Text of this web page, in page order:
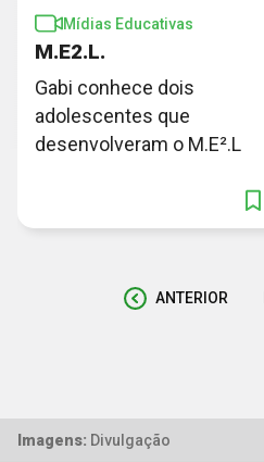
Mídias Educativas
M.E2.L.
Gabi conhece dois
adolescentes que
desenvolveram o M.E².L
ANTERIOR
Imagens: Divulgação